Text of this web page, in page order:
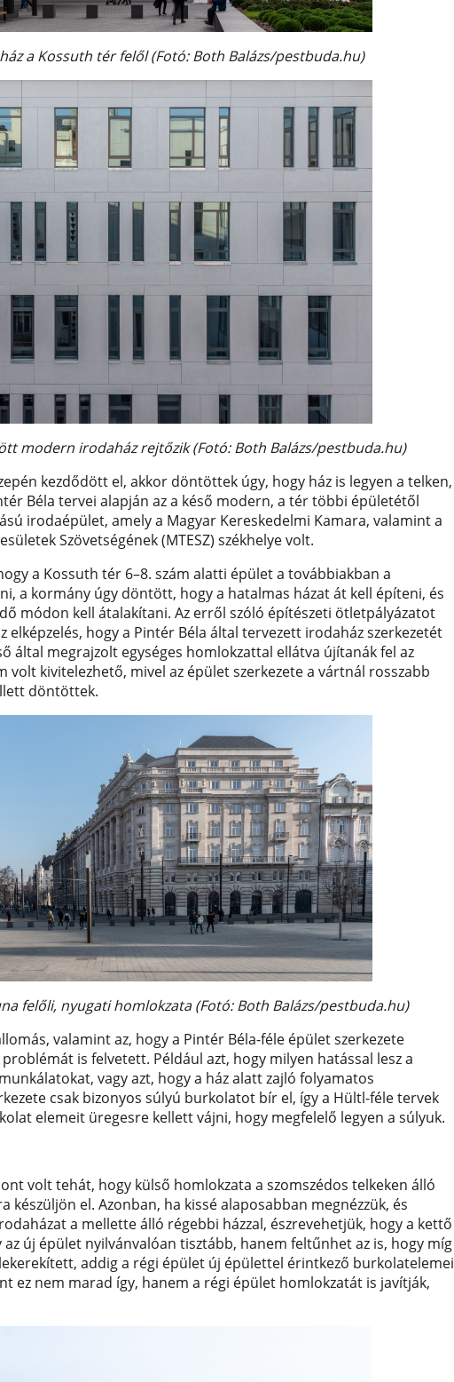
a Kossuth tér felől (Fotó: Both Balázs/pestbuda.hu)
modern irodaház rejtőzik (Fotó: Both Balázs/pestbuda.hu)
kezdődött el, akkor döntöttek úgy, hogy ház is legyen a telken,
Béla tervei alapján az a késő modern, a tér többi épületétől
irodaépület, amely a Magyar Kereskedelmi Kamara, valamint a
Szövetségének (MTESZ) székhelye volt.
a Kossuth tér 6–8. szám alatti épület a továbbiakban a
a kormány úgy döntött, hogy a hatalmas házat át kell építeni, és
módon kell átalakítani. Az erről szóló építészeti ötletpályázatot
elképzelés, hogy a Pintér Béla által tervezett irodaház szerkezetét
által megrajzolt egységes homlokzattal ellátva újítanák fel az
volt kivitelezhető, mivel az épület szerkezete a vártnál rosszabb
döntöttek.
felőli, nyugati homlokzata (Fotó: Both Balázs/pestbuda.hu)
valamint az, hogy a Pintér Béla-féle épület szerkezete
is felvetett. Például azt, hogy milyen hatással lesz a
vagy azt, hogy a ház alatt zajló folyamatos
csak bizonyos súlyú burkolatot bír el, így a Hültl-féle tervek
elemeit üregesre kellett vájni, hogy megfelelő legyen a súlyuk.
volt tehát, hogy külső homlokzata a szomszédos telkeken álló
el. Azonban, ha kissé alaposabban megnézzük, és
a mellette álló régebbi házzal, észrevehetjük, hogy a kettő
új épület nyilvánvalóan tisztább, hanem feltűnhet az is, hogy míg
addig a régi épület új épülettel érintkező burkolatelemei
ez nem marad így, hanem a régi épület homlokzatát is javítják,